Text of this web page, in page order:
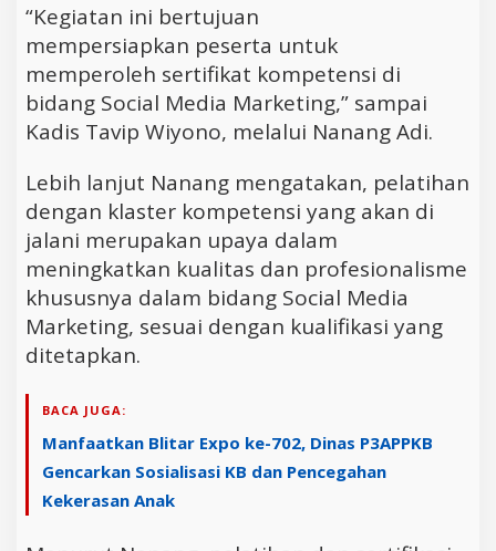
“Kegiatan ini bertujuan
mempersiapkan peserta untuk
memperoleh sertifikat kompetensi di
bidang Social Media Marketing,” sampai
Kadis Tavip Wiyono, melalui Nanang Adi.
Lebih lanjut Nanang mengatakan, pelatihan
dengan klaster kompetensi yang akan di
jalani merupakan upaya dalam
meningkatkan kualitas dan profesionalisme
khususnya dalam bidang Social Media
Marketing, sesuai dengan kualifikasi yang
ditetapkan.
BACA JUGA:
Manfaatkan Blitar Expo ke-702, Dinas P3APPKB
Gencarkan Sosialisasi KB dan Pencegahan
Kekerasan Anak